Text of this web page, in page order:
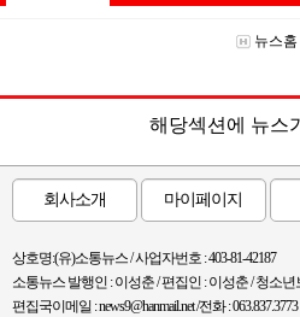
뉴스홈
해당섹션에 뉴스
회사소개 마이페이지
상호명:(유)소통뉴스 / 사업자번호 : 403-81-42187
소통뉴스 발행인 : 이성춘 / 편집인 : 이성춘 / 청소
편집국이메일 : news9@hanmail.net /전화 : 063.837.3773